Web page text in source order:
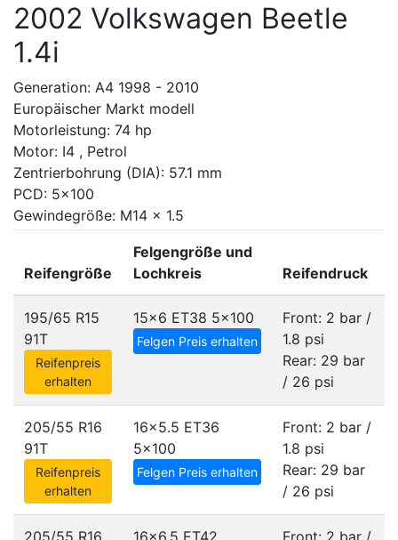
2002 Volkswagen Beetle
1.4i
Generation: A4 1998 - 2010
Europäischer Markt modell
Motorleistung: 74 hp
Motor: I4 , Petrol
Zentrierbohrung (DIA): 57.1 mm
PCD: 5x100
Gewindegröße: M14 x 1.5
Reifengröße
Felgengröße und
Lochkreis
Reifendruck
195/65 R15
91T
Reifenpreis
erhalten
15x6 ET38 5x100
Felgen Preis erhalten
Front: 2 bar /
1.8 psi
Rear: 29 bar
/ 26 psi
205/55 R16
91T
Reifenpreis
erhalten
16x5.5 ET36
5x100
Felgen Preis erhalten
Front: 2 bar /
1.8 psi
Rear: 29 bar
/ 26 psi
205/55 R16
16x6.5 ET42
Front: 2 bar /